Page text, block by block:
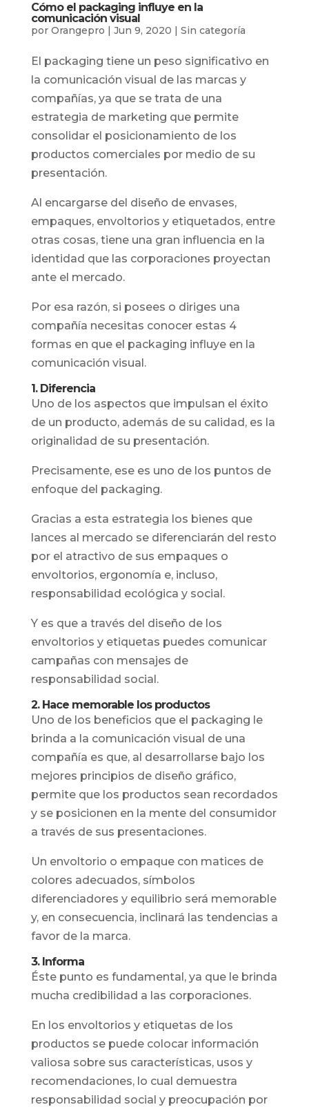
Cómo el packaging influye en la
comunicación visual
por Orangepro | Jun 9, 2020 | Sin categoría
El packaging tiene un peso significativo en
la comunicación visual de las marcas y
compañías, ya que se trata de una
estrategia de marketing que permite
consolidar el posicionamiento de los
productos comerciales por medio de su
presentación.
Al encargarse del diseño de envases,
empaques, envoltorios y etiquetados, entre
otras cosas, tiene una gran influencia en la
identidad que las corporaciones proyectan
ante el mercado.
Por esa razón, si posees o diriges una
compañía necesitas conocer estas 4
formas en que el packaging influye en la
comunicación visual.
1. Diferencia
Uno de los aspectos que impulsan el éxito
de un producto, además de su calidad, es la
originalidad de su presentación.
Precisamente, ese es uno de los puntos de
enfoque del packaging.
Gracias a esta estrategia los bienes que
lances al mercado se diferenciarán del resto
por el atractivo de sus empaques o
envoltorios, ergonomía e, incluso,
responsabilidad ecológica y social.
Y es que a través del diseño de los
envoltorios y etiquetas puedes comunicar
campañas con mensajes de
responsabilidad social.
2. Hace memorable los productos
Uno de los beneficios que el packaging le
brinda a la comunicación visual de una
compañía es que, al desarrollarse bajo los
mejores principios de diseño gráfico,
permite que los productos sean recordados
y se posicionen en la mente del consumidor
a través de sus presentaciones.
Un envoltorio o empaque con matices de
colores adecuados, símbolos
diferenciadores y equilibrio será memorable
y, en consecuencia, inclinará las tendencias a
favor de la marca.
3. Informa
Éste punto es fundamental, ya que le brinda
mucha credibilidad a las corporaciones.
En los envoltorios y etiquetas de los
productos se puede colocar información
valiosa sobre sus características, usos y
recomendaciones, lo cual demuestra
responsabilidad social y preocupación por